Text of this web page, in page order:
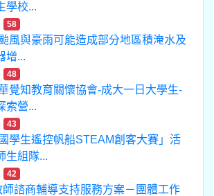
學校...
58
風與豪雨可能造成部分地區積淹水及
增...
48
覺知教育關懷協會-成大一日大學生-
索營...
43
學生遙控帆船STEAM創客大賽」活
生組隊...
42
師諮商輔導支持服務方案－團體工作